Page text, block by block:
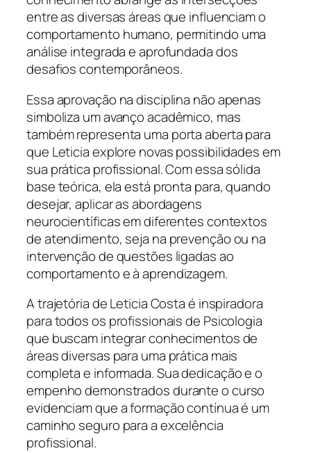
entre as diversas áreas que influenciam o
comportamento humano, permitindo uma
análise integrada e aprofundada dos
desafios contemporâneos.
Essa aprovação na disciplina não apenas
simboliza um avanço acadêmico, mas
também representa uma porta aberta para
que Leticia explore novas possibilidades em
sua prática profissional. Com essa sólida
base teórica, ela está pronta para, quando
desejar, aplicar as abordagens
neurocientíficas em diferentes contextos
de atendimento, seja na prevenção ou na
intervenção de questões ligadas ao
comportamento e à aprendizagem.
A trajetória de Leticia Costa é inspiradora
para todos os profissionais de Psicologia
que buscam integrar conhecimentos de
áreas diversas para uma prática mais
completa e informada. Sua dedicação e o
empenho demonstrados durante o curso
evidenciam que a formação contínua é um
caminho seguro para a excelência
profissional.